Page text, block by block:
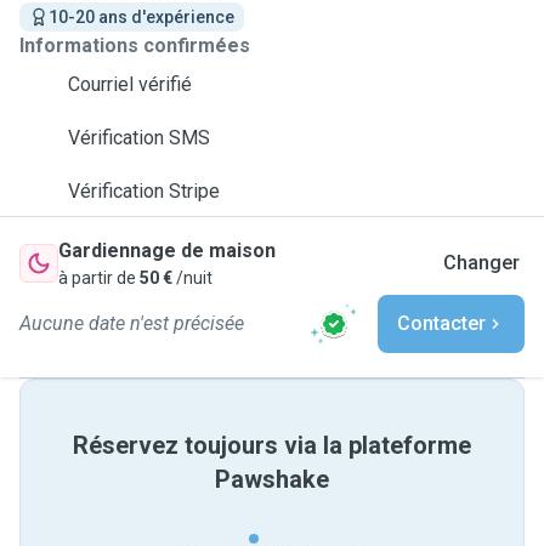
10-20 ans d'expérience
Informations confirmées
Courriel vérifié
Vérification SMS
Vérification Stripe
Gardiennage de maison
à partir de 50 €/nuit
Changer
Aucune date n'est précisée Contacter
Réservez toujours via la plateforme
Pawshake